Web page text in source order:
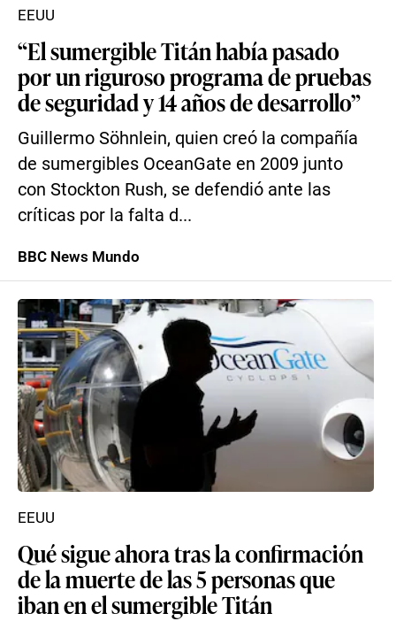
“El sumergible Titán había pasado
por un riguroso programa de pruebas
de seguridad y 14 años de desarrollo”
Guillermo Söhnlein, quien creó la compañía
de sumergibles OceanGate en 2009 junto
con Stockton Rush, se defendió ante las
críticas por la falta d...
EEUU
BBC News Mundo
Qué sigue ahora tras la confirmación
de la muerte de las 5 personas que
iban en el sumergible Titán
EEUU